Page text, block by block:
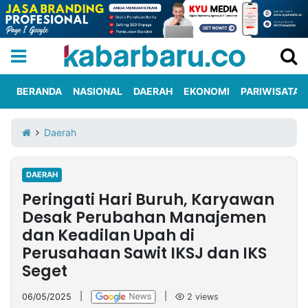
Iklan
Berita
Kami
Nasional
International
Olahraga
Entertainment
Daerah
Pariwisata
Kuliner
Kolom
Network
TREETAN
BERANDA NASIONAL DAERAH EKONOMI PARIWISATA
Daerah
DAERAH
Peringati Hari Buruh, Karyawan
Desak Perubahan Manajemen
dan Keadilan Upah di
Perusahaan Sawit IKSJ dan IKS
Seget
06/05/2025 2 views